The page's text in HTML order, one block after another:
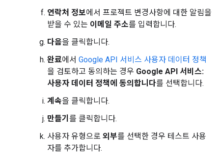
연락처 정보에서 프로젝트 변경사항에 대한 알림을
받을 수 있는 이메일 주소를 입력합니다.
다음을 클릭합니다.
완료에서 Google API 서비스 사용자 데이터 정책
을 검토하고 동의하는 경우 Google API 서비스:
사용자 데이터 정책에 동의합니다를 선택합니다.
계속을 클릭합니다.
만들기 를 클릭합니다.
사용자 유형으로 외부를 선택한 경우 테스트 사용
자를 추가합니다.